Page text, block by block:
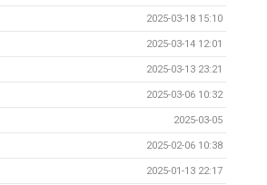
2025-03-18 15:10
2025-03-14 12:01
2025-03-13 23:21
2025-03-06 10:32
2025-03-05
2025-02-06 10:38
2025-01-13 22:17